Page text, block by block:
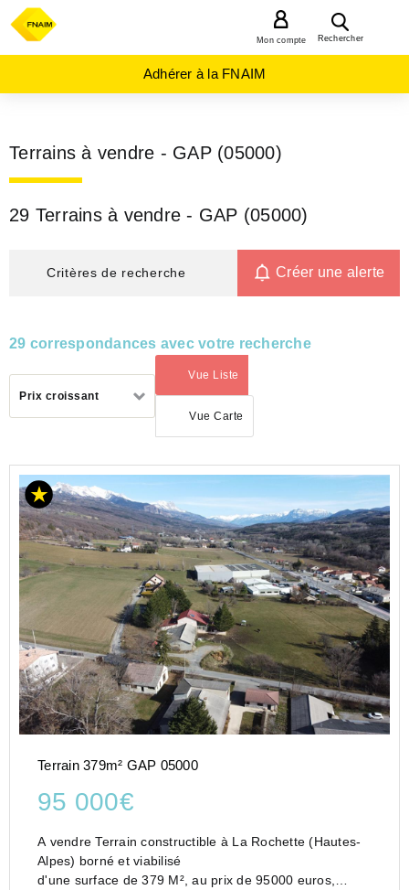
Rechercher
Mon compte
Adhérer à la FNAIM
Terrains à vendre - GAP (05000)
29 Terrains à vendre - GAP (05000)
Critères de recherche Créer une alerte
29 correspondances avec votre recherche
Prix croissant
Vue Liste
(activé)
Vue Carte
ACHAT
TERRAIN
PROVENCE-
ALPES-
COTE-D-
AZUR
HAUTES-
ALPES
GAP
(05000)
Terrain 379m² GAP 05000
95 000€
A vendre Terrain constructible à La Rochette (Hautes-
Alpes) borné et viabilisé
d'une surface de 379 M², au prix de 95000 euros,